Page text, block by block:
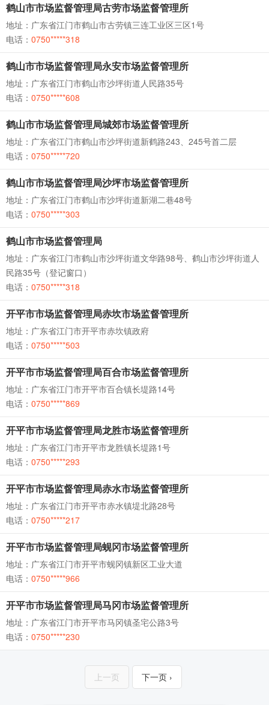
鹤山市市场监督管理局古劳市场监督管理所
地址：广东省江门市鹤山市古劳镇三连工业区三区1号
电话： 0750*****318
鹤山市市场监督管理局永安市场监督管理所
地址：广东省江门市鹤山市沙坪街道人民路35号
电话： 0750*****608
鹤山市市场监督管理局城郊市场监督管理所
地址：广东省江门市鹤山市沙坪街道新鹤路243、245号首二层
电话： 0750*****720
鹤山市市场监督管理局沙坪市场监督管理所
地址：广东省江门市鹤山市沙坪街道新湖二巷48号
电话： 0750*****303
鹤山市市场监督管理局
地址：广东省江门市鹤山市沙坪街道文华路98号、鹤山市沙坪街道人
民路35号（登记窗口）
电话： 0750*****318
开平市市场监督管理局赤坎市场监督管理所
地址：广东省江门市开平市赤坎镇政府
电话： 0750*****503
开平市市场监督管理局百合市场监督管理所
地址：广东省江门市开平市百合镇长堤路14号
电话： 0750*****869
开平市市场监督管理局龙胜市场监督管理所
地址：广东省江门市开平市龙胜镇长堤路1号
电话： 0750*****293
开平市市场监督管理局赤水市场监督管理所
地址：广东省江门市开平市赤水镇堤北路28号
电话： 0750*****217
开平市市场监督管理局蚬冈市场监督管理所
地址：广东省江门市开平市蚬冈镇新区工业大道
电话： 0750*****966
开平市市场监督管理局马冈市场监督管理所
地址：广东省江门市开平市马冈镇圣宅公路3号
电话： 0750*****230
上一页 下一页 ›